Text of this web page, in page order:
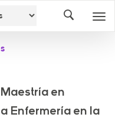
en
Enfermería en la